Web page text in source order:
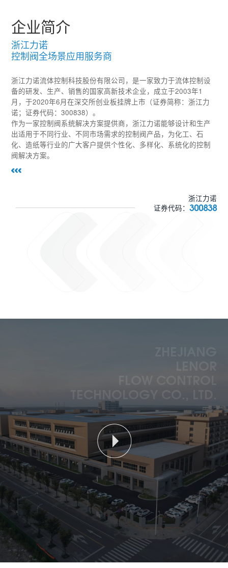
企业简介
浙江力诺
控制阀全场景应用服务商
浙江力诺流体控制科技股份有限公司，是一家致力于流体控制设
备的研发、生产、销售的国家高新技术企业，成立于2003年1
月，于2020年6月在深交所创业板挂牌上市（证券简称：浙江力
诺；证券代码：300838）。
作为一家控制阀系统解决方案提供商，浙江力诺能够设计和生产
出适用于不同行业、不同市场需求的控制阀产品，为化工、石
化、造纸等行业的广大客户提供个性化、多样化、系统化的控制
阀解决方案。
浙江力诺
证券代码： 300838
LENOR
TECHNOLOGY CO., LTD.